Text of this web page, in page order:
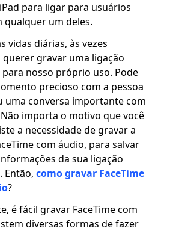
para ligar para usuários
qualquer um deles.
vidas diárias, às vezes
querer gravar uma ligação
para nosso próprio uso. Pode
precioso com a pessoa
uma conversa importante com
importa o motivo que você
a necessidade de gravar a
com áudio, para salvar
da sua ligação
Então, como gravar FaceTime
?
é fácil gravar FaceTime com
diversas formas de fazer